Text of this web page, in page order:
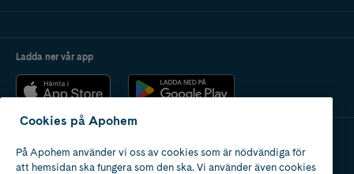
Ladda ner vår app
Apotek med tillstånd
av Läkemedelsverket
Cookies på Apohem
På Apohem använder vi oss av cookies som är nödvändiga för
att hemsidan ska fungera som den ska. Vi använder även cookies